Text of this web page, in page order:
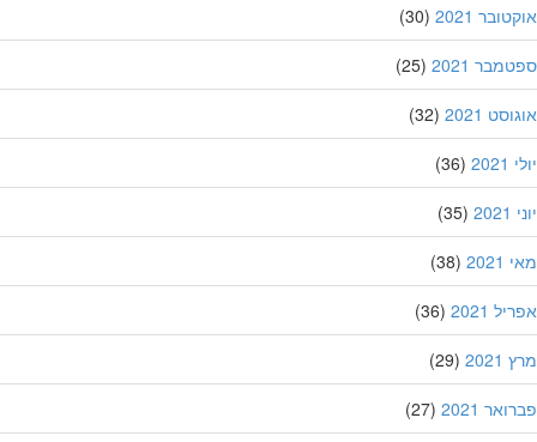
2021
(30)
2021
(25)
2021
(32)
(36)
(35)
(38)
2021
(36)
(29)
2021
(27)